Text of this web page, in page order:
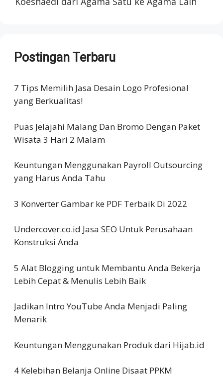
Postingan Terbaru
7 Tips Memilih Jasa Desain Logo Profesional
yang Berkualitas!
Puas Jelajahi Malang Dan Bromo Dengan Paket
Wisata 3 Hari 2 Malam
Keuntungan Menggunakan Payroll Outsourcing
yang Harus Anda Tahu
3 Konverter Gambar ke PDF Terbaik Di 2022
Undercover.co.id Jasa SEO Untuk Perusahaan
Konstruksi Anda
5 Alat Blogging untuk Membantu Anda Bekerja
Lebih Cepat & Menulis Lebih Baik
Jadikan Intro YouTube Anda Menjadi Paling
Menarik
Keuntungan Menggunakan Produk dari Hijab.id
4 Kelebihan Belanja Online Disaat PPKM